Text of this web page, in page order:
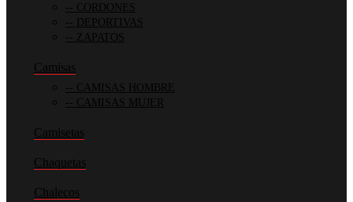
CORDONES
DEPORTIVAS
ZAPATOS
Camisas
CAMISAS HOMBRE
CAMISAS MUJER
Camisetas
Chaquetas
Chalecos